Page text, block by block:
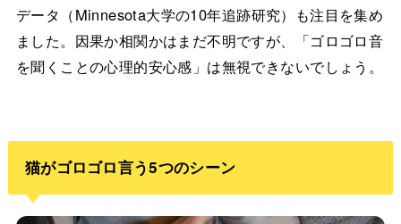
データ（Minnesota大学の10年追跡研究）も注目を集め
ました。因果か相関かはまだ不明ですが、「ゴロゴロ音
を聞くことの心理的安心感」は無視できないでしょう。
猫がゴロゴロ言う5つのシーン